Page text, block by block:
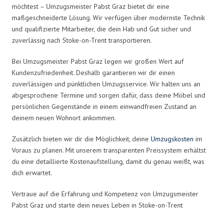
möchtest – Umzugsmeister Pabst Graz bietet dir eine
maßgeschneiderte Lösung. Wir verfügen über modernste Technik
und qualifizierte Mitarbeiter, die dein Hab und Gut sicher und
zuverlässig nach Stoke-on-Trent transportieren.
Bei Umzugsmeister Pabst Graz legen wir großen Wert auf
Kundenzufriedenheit. Deshalb garantieren wir dir einen
zuverlässigen und pünktlichen Umzugsservice. Wir halten uns an
abgesprochene Termine und sorgen dafür, dass deine Möbel und
persönlichen Gegenstände in einem einwandfreien Zustand an
deinem neuen Wohnort ankommen.
Zusätzlich bieten wir dir die Möglichkeit, deine Umzugskosten im
Voraus zu planen. Mit unserem transparenten Preissystem erhältst
du eine detaillierte Kostenaufstellung, damit du genau weißt, was
dich erwartet.
Vertraue auf die Erfahrung und Kompetenz von Umzugsmeister
Pabst Graz und starte dein neues Leben in Stoke-on-Trent